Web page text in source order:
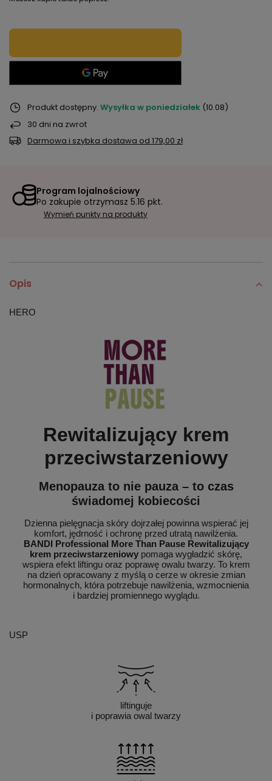
Produkt dostępny Wysyłka w poniedziałek (10.08)
30 dni na zwrot
Darmowa i szybka dostawa od 179,00 zł
Program lojalnościowy
Po zakupie otrzymasz 5.16 pkt.
Wymień punkty na produkty
Opis
HERO
Rewitalizujący krem
przeciwstarzeniowy
Menopauza to nie pauza – to czas
świadomej kobiecości
Dzienna pielęgnacja skóry dojrzałej powinna wspierać jej
komfort, jędrność i ochronę przed utratą nawilżenia.
BANDI Professional More Than Pause Rewitalizujący
krem przeciwstarzeniowy pomaga wygładzić skórę,
wspiera efekt liftingu oraz poprawę owalu twarzy. To krem
na dzień opracowany z myślą o cerze w okresie zmian
hormonalnych, która potrzebuje nawilżenia, wzmocnienia
i bardziej promiennego wyglądu.
USP
liftinguje
i poprawia owal twarzy